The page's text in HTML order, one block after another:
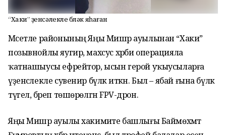
“Хаки” үҙенсәлекле бүләк яһаған
Мәсетле районының Яңы Мишәр ауылынан “Хаки”
позывнойлы яугир, махсус хәрби операцияла
ҡатнашыусы ефрейтор, ысын герой уҡыусыларға
үҙенсәлекле сувенир бүләк иткән. Был – ябай ғына бүләк
түгел, бәреп төшөрөлгән FPV-дрон.
Яңы Мишәр ауылы хакимиәте башлығы Баймөхәмәт